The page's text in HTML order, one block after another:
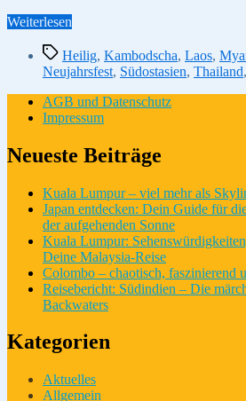
Weiterlesen
Ein
spirituelles
in
Südostasien”
Schlagwörter
Heilig, Kambodscha, Laos,
Neujahrsfest, Südostasien, Thailand,
AGB und Datenschutz
Impressum
Neueste Beiträge
Kuala Lumpur – viel mehr als
Japan entdecken: Dein Guide für
der aufgehenden Sonne
Kuala Lumpur:
Deine Malaysia-Reise
Colombo – chaotisch, faszinierend
Reisebericht: Südindien – Die
Backwaters
Kategorien
Aktuelles
Allgemein